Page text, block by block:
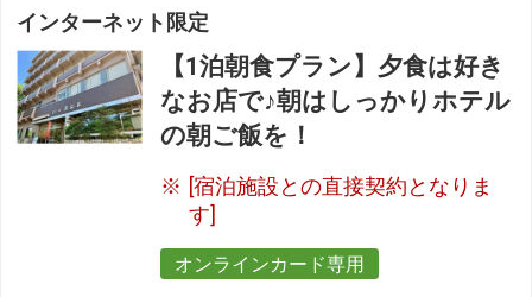
インターネット限定
【1泊朝食プラン】夕食は好き
なお店で♪朝はしっかりホテル
の朝ご飯を！
[宿泊施設との直接契約となりま
す]
オンラインカード専用